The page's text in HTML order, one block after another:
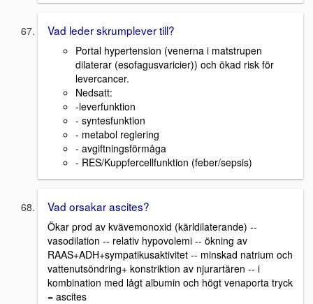
Vad leder skrumplever till?
Portal hypertension (venerna i matstrupen
dilaterar (esofagusvaricier)) och ökad risk för
levercancer.
Nedsatt:
-leverfunktion
- syntesfunktion
- metabol reglering
- avgiftningsförmåga
- RES/Kuppfercellfunktion (feber/sepsis)
Vad orsakar ascites?
Ökar prod av kvävemonoxid (kärldilaterande) --
vasodilation -- relativ hypovolemi -- ökning av
RAAS+ADH+sympatikusaktivitet -- minskad natrium och
vattenutsöndring+ konstriktion av njurartären -- i
kombination med lågt albumin och högt venaporta tryck
= ascites